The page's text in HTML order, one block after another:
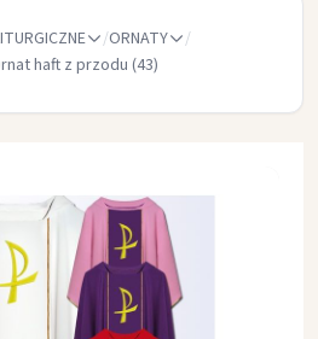
/ORNATY
/
haft z przodu (43)